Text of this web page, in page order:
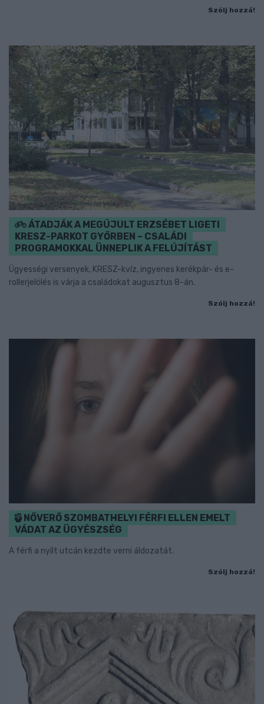
Szólj hozzá!
ÁTADJÁK A MEGÚJULT ERZSÉBET LIGETI
KRESZ-PARKOT GYŐRBEN – CSALÁDI
PROGRAMOKKAL ÜNNEPLIK A FELÚJÍTÁST
Ügyességi versenyek, KRESZ-kvíz, ingyenes kerékpár- és e-
rollerjelölés is várja a családokat augusztus 8-án.
Szólj hozzá!
NŐVERŐ SZOMBATHELYI FÉRFI ELLEN EMELT
VÁDAT AZ ÜGYÉSZSÉG
A férfi a nyílt utcán kezdte verni áldozatát.
Szólj hozzá!